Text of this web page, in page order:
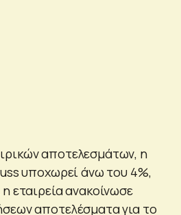
αποτελεσμάτων, η
υποχωρεί άνω του 4%,
εταιρεία ανακοίνωσε
αποτελέσματα για το